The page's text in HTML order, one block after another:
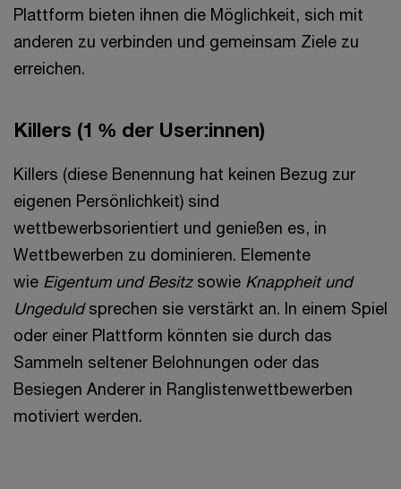
Plattform bieten ihnen die Möglichkeit, sich mit
anderen zu verbinden und gemeinsam Ziele zu
erreichen.
Killers (1 % der User:innen)
Killers (diese Benennung hat keinen Bezug zur
eigenen Persönlichkeit) sind
wettbewerbsorientiert und genießen es, in
Wettbewerben zu dominieren. Elemente
wie Eigentum und Besitzsowie Knappheit und
Ungeduldsprechen sie verstärkt an. In einem Spiel
oder einer Plattform könnten sie durch das
Sammeln seltener Belohnungen oder das
Besiegen Anderer in Ranglistenwettbewerben
motiviert werden.